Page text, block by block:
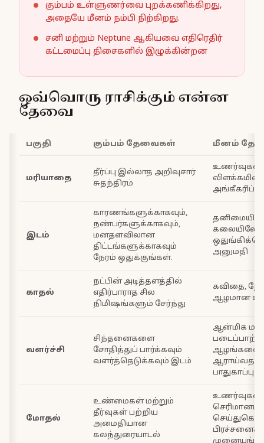
கும்பம் உள்ளுணர்வை புறக்கணிக்கிறது,
அதையே மீனம் நம்பி நிற்கிறது.
சனி மற்றும் Neptune ஆகியவை எதிரெதிர்
கட்டமைப்பு திசைகளில் இழுக்கின்றன
ஒவ்வொரு ராசிக்கும் என்ன
தேவை
பகுதி கும்பம் தேவைகள் மீனம்
மரியாதை
தீர்ப்பு இல்லாத அறிவுசார்
சுதந்திரம்
இடம்
காரணங்களுக்காகவும்,
நண்பர்களுக்காகவும்,
மனதளவிலான
திட்டங்களுக்காகவும்
நேரம் ஒதுக்குங்கள்.
கலையிலோ
அனுமதி
காதல்
நட்பின் அடித்தளத்தில்
எதிர்பாராத சில
நிமிஷங்களும் சேர்ந்து
கவிதை,
ஆழமான
வளர்ச்சி
சிந்தனைகளை
சோதித்துப் பார்க்கவும்
வளர்த்தெடுக்கவும் இடம்
ஆன்மிக
ஆழங்களை
பாதுகாப்பு
மோதல்
உண்மைகள் மற்றும்
தீர்வுகள் பற்றிய
அமைதியான
கலந்துரையாடல்
செரிமானம்